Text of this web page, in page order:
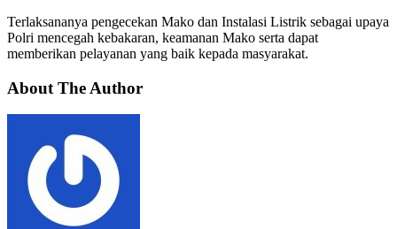
Terlaksananya pengecekan Mako dan Instalasi Listrik sebagai upaya
Polri mencegah kebakaran, keamanan Mako serta dapat
memberikan pelayanan yang baik kepada masyarakat.
About The Author